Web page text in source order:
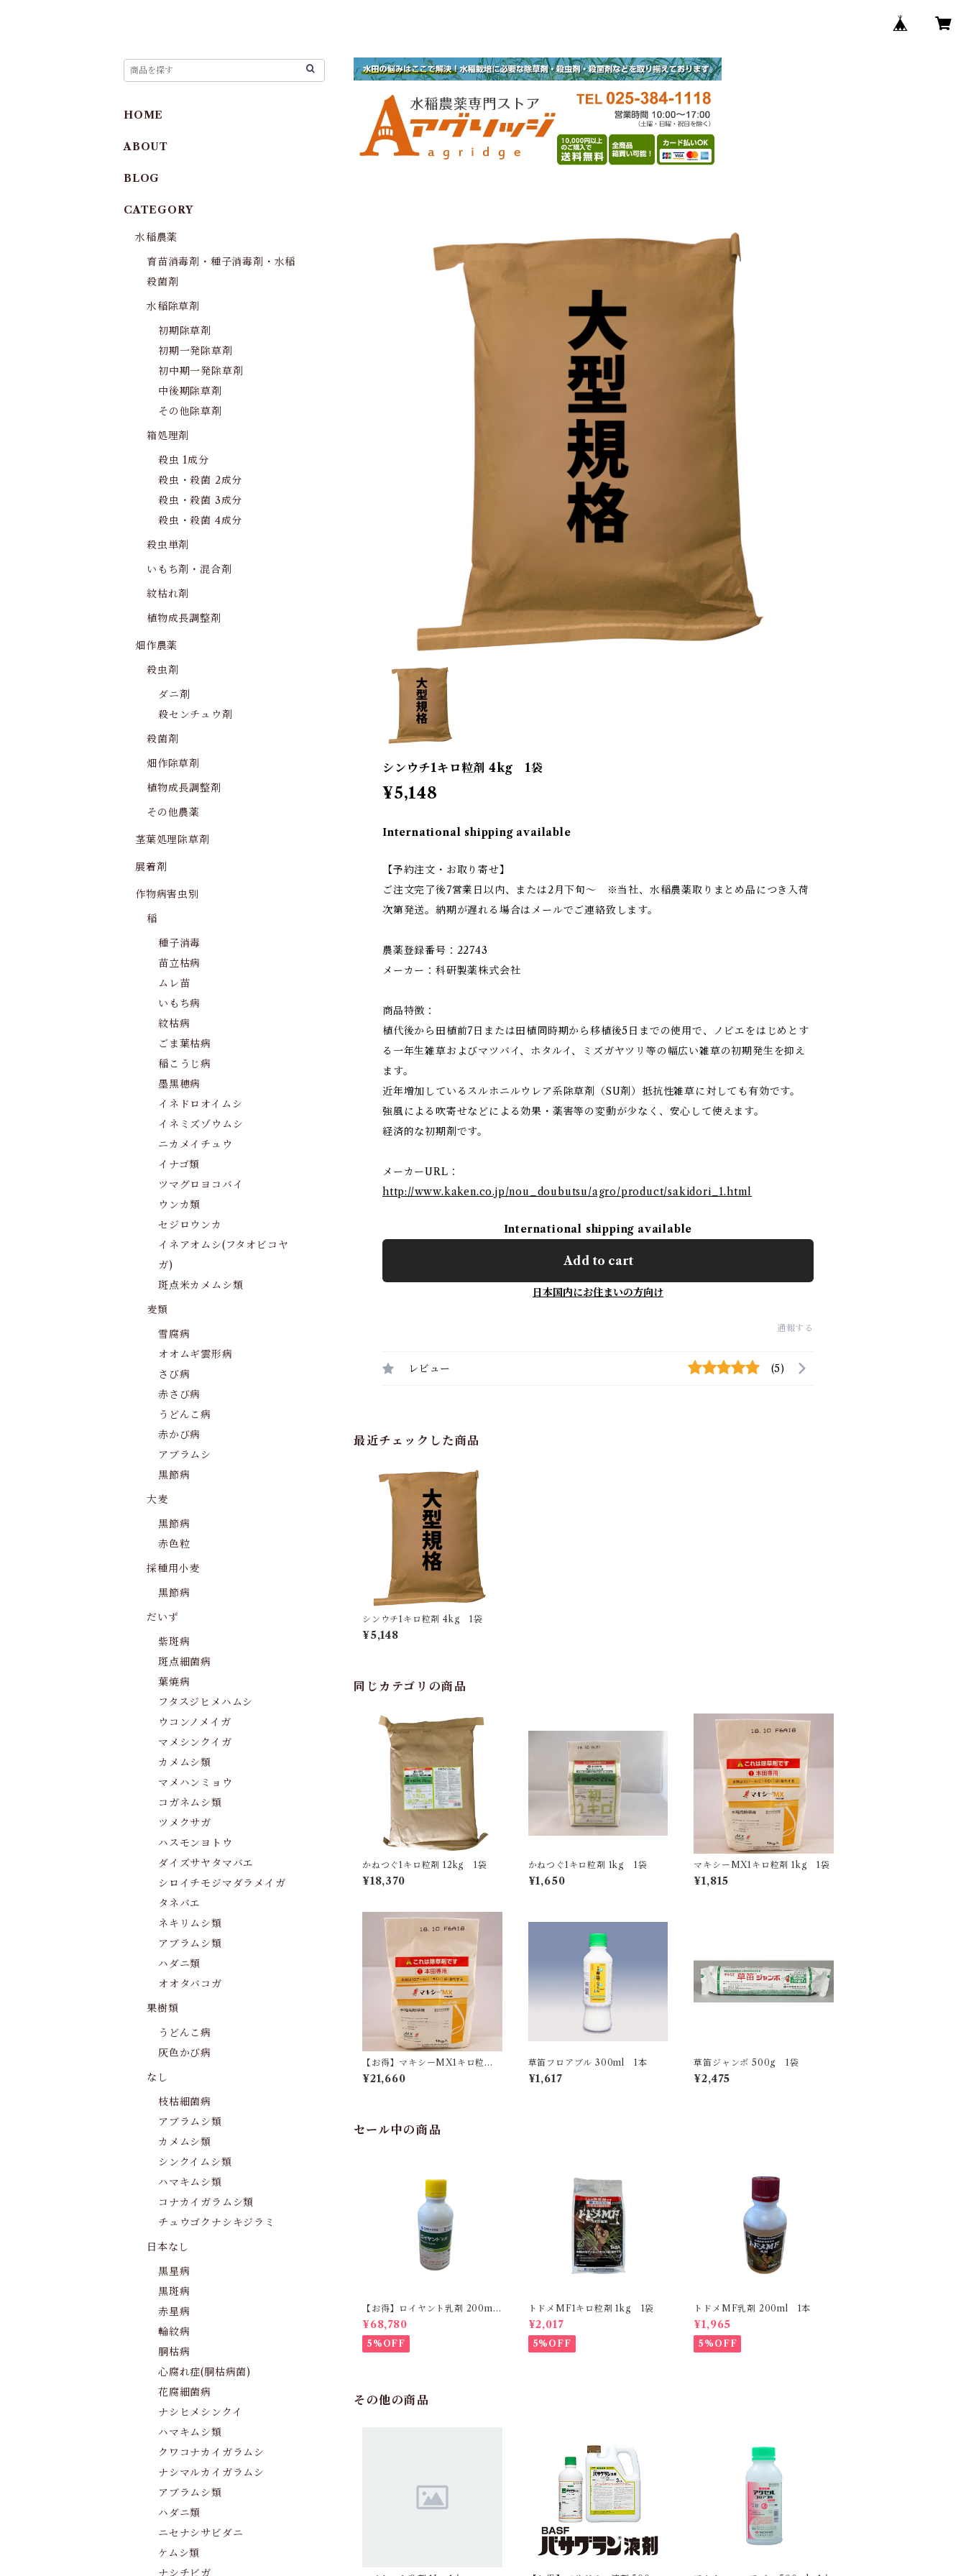
シンウチ1キロ粒剤 4kg 1袋
¥5,148
International shipping available
【予約注文・お取り寄せ】
ご注文完了後7営業日以内、または2月下旬〜 ※当社、水稲農薬取りまとめ品につき入荷
次第発送。納期が遅れる場合はメールでご連絡致します。
農薬登録番号：22743
メーカー：科研製薬株式会社
商品特徴：
植代後から田植前7日または田植同時期から移植後5日までの使用で、ノビエをはじめとす
る一年生雑草およびマツバイ、ホタルイ、ミズガヤツリ等の幅広い雑草の初期発生を抑え
ます。
近年増加しているスルホニルウレア系除草剤（SU剤）抵抗性雑草に対しても有効です。
強風による吹寄せなどによる効果・薬害等の変動が少なく、安心して使えます。
経済的な初期剤です。
メーカーURL：
http://www.kaken.co.jp/nou_doubutsu/agro/product/sakidori_1.html
International shipping available
Add to cart
日本国内にお住まいの方向け
通報する
レビュー (5)
最近チェックした商品
シンウチ1キロ粒剤 4kg 1袋
¥5,148
同じカテゴリの商品
かねつぐ1キロ粒剤 12kg 1袋
¥18,370
かねつぐ1キロ粒剤 1kg 1袋
¥1,650
マキシーMX1キロ粒剤 1kg 1袋
¥1,815
【お得】マキシーMX1キロ粒剤 1
kg 【1箱】12袋入
¥21,660
草笛フロアブル 300ml 1本
¥1,617
草笛ジャンボ 500g 1袋
¥2,475
セール中の商品
【お得】ロイヤント乳剤 200ml
【1箱】20本入
¥68,780
5%OFF
トドメMF1キロ粒剤 1kg 1袋
¥2,017
5%OFF
トドメMF乳剤 200ml 1本
¥1,965
5%OFF
その他の商品
HOME
ABOUT
BLOG
CATEGORY
水稲農薬
育苗消毒剤・種子消毒剤・水稲
殺菌剤
水稲除草剤
初期除草剤
初期一発除草剤
初中期一発除草剤
中後期除草剤
その他除草剤
箱処理剤
殺虫 1成分
殺虫・殺菌 2成分
殺虫・殺菌 3成分
殺虫・殺菌 4成分
殺虫単剤
いもち剤・混合剤
紋枯れ剤
植物成長調整剤
畑作農薬
殺虫剤
ダニ剤
殺センチュウ剤
殺菌剤
畑作除草剤
植物成長調整剤
その他農薬
茎葉処理除草剤
展着剤
作物病害虫別
稲
種子消毒
苗立枯病
ムレ苗
いもち病
紋枯病
ごま葉枯病
稲こうじ病
墨黒穂病
イネドロオイムシ
イネミズゾウムシ
ニカメイチュウ
イナゴ類
ツマグロヨコバイ
ウンカ類
セジロウンカ
イネアオムシ(フタオビコヤ
ガ)
斑点米カメムシ類
麦類
雪腐病
オオムギ雲形病
さび病
赤さび病
うどんこ病
赤かび病
アブラムシ
黒節病
大麦
黒節病
赤色粒
採種用小麦
黒節病
だいず
紫斑病
斑点細菌病
葉焼病
フタスジヒメハムシ
ウコンノメイガ
マメシンクイガ
カメムシ類
マメハンミョウ
コガネムシ類
ツメクサガ
ハスモンヨトウ
ダイズサヤタマバエ
シロイチモジマダラメイガ
タネバエ
ネキリムシ類
アブラムシ類
ハダニ類
オオタバコガ
果樹類
うどんこ病
灰色かび病
なし
枝枯細菌病
アブラムシ類
カメムシ類
シンクイムシ類
ハマキムシ類
コナカイガラムシ類
チュウゴクナシキジラミ
日本なし
黒星病
黒斑病
赤星病
輪紋病
胴枯病
心腐れ症(胴枯病菌)
花腐細菌病
ナシヒメシンクイ
ハマキムシ類
クワコナカイガラムシ
ナシマルカイガラムシ
アブラムシ類
ハダニ類
ニセナシサビダニ
ケムシ類
ナシチビガ